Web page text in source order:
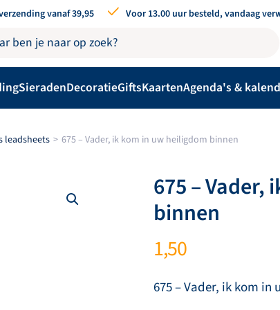
vanaf 39,95 Voor 13.00 uur besteld, vandaag
SieradenDecoratieGiftsKaartenAgenda's &
leadsheets 675 – Vader, ik kom in uw heiligdom binnen
675 –
binnen
1,50
675 – Vader, ik kom